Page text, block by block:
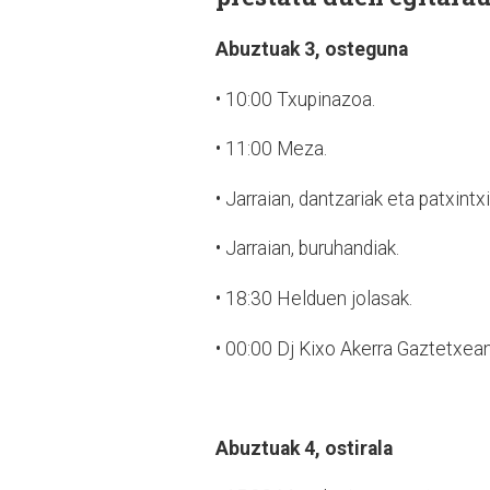
Abuztuak 3, osteguna
• 10:00 Txupinazoa.
• 11:00 Meza.
• Jarraian, dantzariak eta
• Jarraian, buruhandiak.
• 18:30 Helduen jolasak.
• 00:00 Dj Kixo Akerra
Abuztuak 4, ostirala